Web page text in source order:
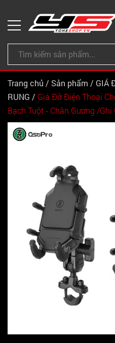
Trang chủ / Sản phẩm / GIÁ
RUNG / Giá Đỡ Điện Thoại
Bạch Tuột - Chân Gương /